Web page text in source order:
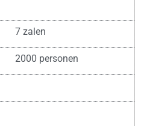
7 zalen
2000 personen